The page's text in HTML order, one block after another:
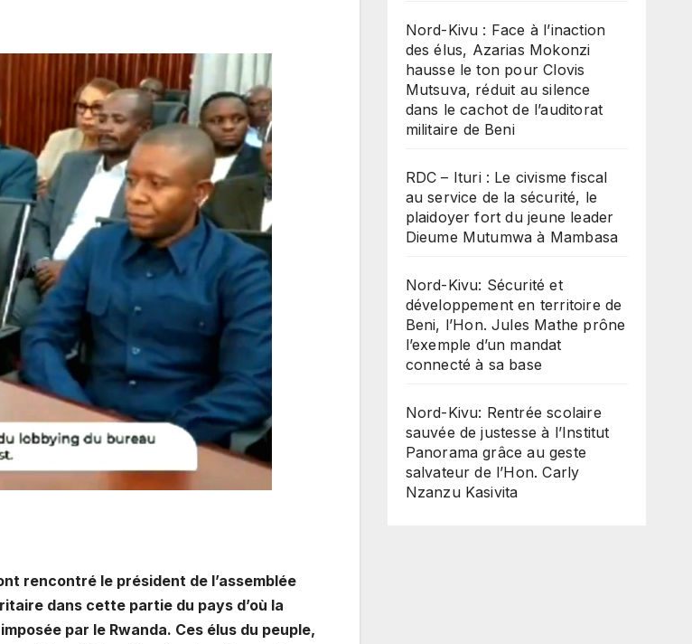
rencontré le président de l’assemblée
dans cette partie du pays d’où la
par le Rwanda. Ces élus du peuple,
Nord-Kivu : Face à l’inaction
des élus, Azarias Mokonzi
hausse le ton pour Clovis
Mutsuva, réduit au silence
dans le cachot de l’auditorat
militaire de Beni
RDC – Ituri : Le civisme fiscal
au service de la sécurité, le
plaidoyer fort du jeune leader
Dieume Mutumwa à Mambasa
Nord-Kivu: Sécurité et
développement en territoire de
Beni, l’Hon. Jules Mathe prône
l’exemple d’un mandat
connecté à sa base
Nord-Kivu: Rentrée scolaire
sauvée de justesse à l’Institut
Panorama grâce au geste
salvateur de l’Hon. Carly
Nzanzu Kasivita